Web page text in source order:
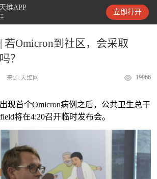
维APP
立即打开
天维新闻
若Omicron到社区，会采取
？
来源:天维网 19966
现首个Omicron病例之后，公共卫生总干
将在4:20召开临时发布会。